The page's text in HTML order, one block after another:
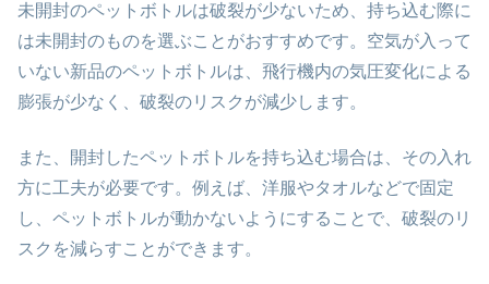
未開封のペットボトルは破裂が少ないため、持ち込む際に
は未開封のものを選ぶことがおすすめです。空気が入って
いない新品のペットボトルは、飛行機内の気圧変化による
膨張が少なく、破裂のリスクが減少します。
また、開封したペットボトルを持ち込む場合は、その入れ
方に工夫が必要です。例えば、洋服やタオルなどで固定
し、ペットボトルが動かないようにすることで、破裂のリ
スクを減らすことができます。